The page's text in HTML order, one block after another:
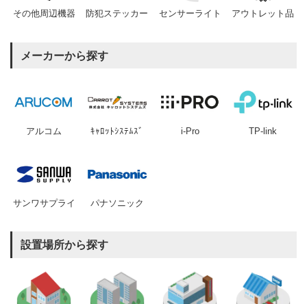
その他周辺機器 防犯ステッカー センサーライト アウトレット品
メーカーから探す
アルコム ｷｬﾛｯﾄｼｽﾃﾑｽﾞ i-Pro TP-link
サンワサプライ パナソニック
設置場所から探す